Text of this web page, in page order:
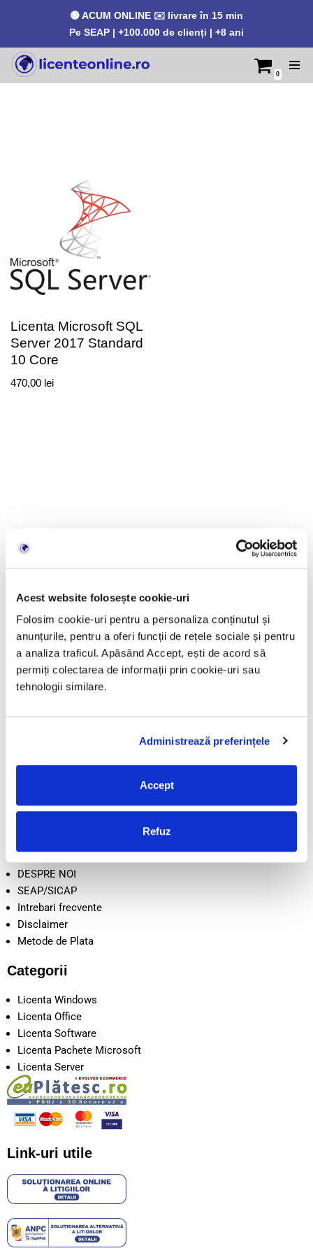
Acest website folosește cookie-uri
Folosim cookie-uri pentru a personaliza conținutul și
anunțurile, pentru a oferi funcții de rețele sociale și pentru
a analiza traficul. Apăsând Accept, ești de acord să
permiți colectarea de informații prin cookie-uri sau
tehnologii similare.
Administrează preferințele
Accept
Refuz
🟢 ACUM ONLINE ✉️ livrare în 15 min
Pe SEAP | +100.000 de clienți | +8 ani
Sari
0
Licenta Microsoft SQL
Server 2017 Standard
10 Core
470,00 lei
LicenteOnline.roeste un magazin online specializat în
Produsele sunt livrate exclusiv în format digital prin email.
LicenteOnline.ro este operat de LICENTEDIGITALE SRL
CUI: 43282860
Nr. Reg. Com.: J05/2034/2020
Adresă: Beiuș, Jud. Bihor, România
POLITICA DE RETUR
DESPRE NOI
SEAP/SICAP
Intrebari frecvente
Disclaimer
Metode de Plata
Categorii
Licenta Windows
Licenta Office
Licenta Software
Licenta Pachete Microsoft
Licenta Server
Link-uri utile